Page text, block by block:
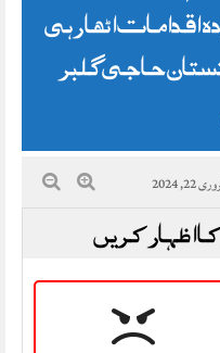
اٹھا رہی
حاجی گلبر
22, 2024
اظہار کریں